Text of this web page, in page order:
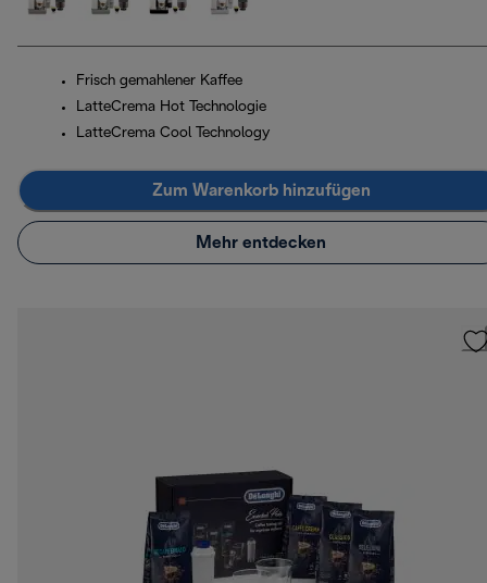
Frisch gemahlener Kaffee
LatteCrema Hot Technologie
LatteCrema Cool Technology
Zum Warenkorb hinzufügen
Mehr entdecken